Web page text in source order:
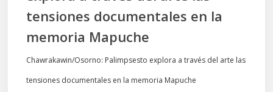
Mapuche
tensiones documentales en la
memoria Mapuche
Chawrakawin/Osorno: Palimpsesto explora a través del arte las
tensiones documentales en la memoria Mapuche